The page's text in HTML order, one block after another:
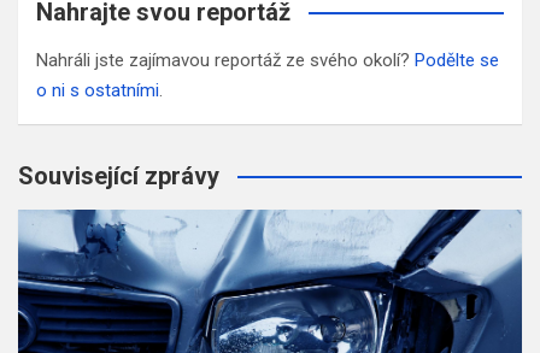
Nahrajte svou reportáž
Nahráli jste zajímavou reportáž ze svého okolí? Podělte se
o ni s ostatními.
Související zprávy